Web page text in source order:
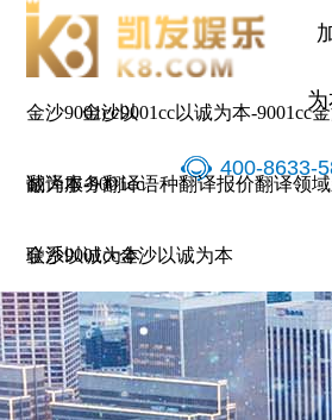
400-8633-
金沙9001cc以
诚为本-9001cc
金沙以诚为本
金沙9001cc以诚为本-9001cc
翻译服务翻译语种翻译报价翻译领域
联系9001cc金沙以诚为本